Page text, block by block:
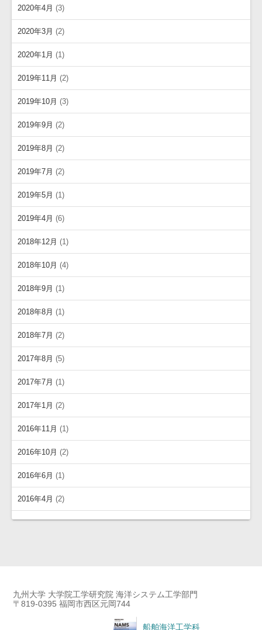
2020年4月 (3)
2020年3月 (2)
2020年1月 (1)
2019年11月 (2)
2019年10月 (3)
2019年9月 (2)
2019年8月 (2)
2019年7月 (2)
2019年5月 (1)
2019年4月 (6)
2018年12月 (1)
2018年10月 (4)
2018年9月 (1)
2018年8月 (1)
2018年7月 (2)
2017年8月 (5)
2017年7月 (1)
2017年1月 (2)
2016年11月 (1)
2016年10月 (2)
2016年6月 (1)
2016年4月 (2)
九州大学 大学院工学研究院 海洋システム工学部門
〒819-0395 福岡市西区元岡744
船舶海洋工学科